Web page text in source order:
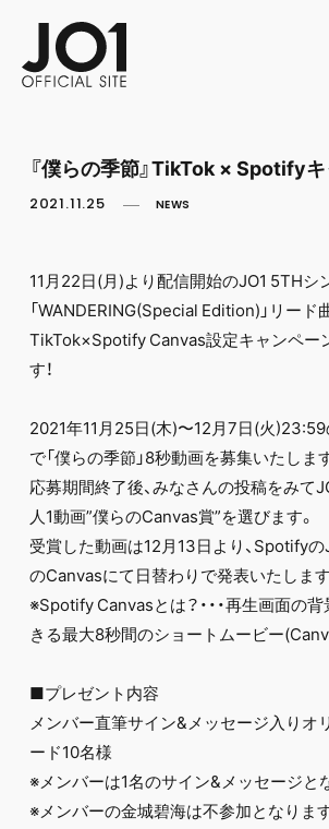
SCHEDULE
ARCHIVES
CALL
FC NEWS
PHOTO
MOVIE
WEB RADIO
MESSAGE
J-Clip
REPORT
RELAY BLOG
STAFF BLOG
JOINLOGIN
『僕らの季節』TikTok × Spotify
2021.11.25 NEWS
11月22日(月)より配信開始のJO1 5THシ
「WANDERING(Special Edition)」リード曲
TikTok×Spotify Canvas設定キャンペー
す！
2021年11月25日(木)〜12月7日(火)23:59
で「僕らの季節」8秒動画を募集いたしま
応募期間終了後、みなさんの投稿をみて
人1動画”僕らのCanvas賞”を選びます。
受賞した動画は12月13日より、Spotifyの
のCanvasにて日替わりで発表いたします
※Spotify Canvasとは？・・・再生画面の
きる最大8秒間のショートムービー
■プレゼント内容
メンバー直筆サイン&メッセージ入りオ
ード10名様
※メンバーは1名のサイン&メッセージと
※メンバーの金城碧海は不参加となります